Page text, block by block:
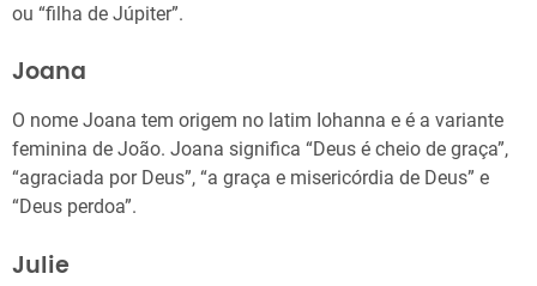
ou “filha de Júpiter”.
Joana
O nome Joana tem origem no latim Iohanna e é a variante
feminina de João. Joana significa “Deus é cheio de graça”,
“agraciada por Deus”, “a graça e misericórdia de Deus” e
“Deus perdoa”.
Julie